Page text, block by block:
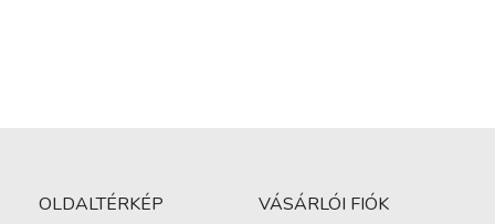
OLDALTÉRKÉP VÁSÁRLÓI FIÓK